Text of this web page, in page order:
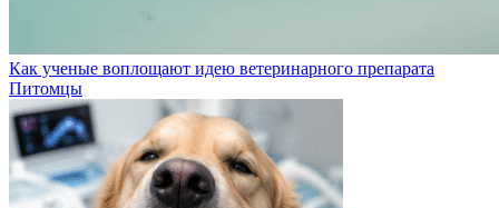
Как ученые воплощают идею ветеринарного препарата
Питомцы